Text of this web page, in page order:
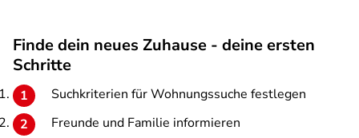
Finde dein neues Zuhause - deine ersten
Schritte
Suchkriterien für Wohnungssuche festlegen
Freunde und Familie informieren